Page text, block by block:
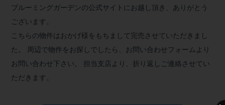
ブルーミングガーデンの公式サイトにお越し頂き、ありがとう
ございます。
こちらの物件はおかげ様をもちまして完売させていただきまし
た。
周辺で物件をお探しでしたら、お問い合わせフォームより
お問い合わせ下さい。
担当支店より、折り返しご連絡させてい
ただきます。